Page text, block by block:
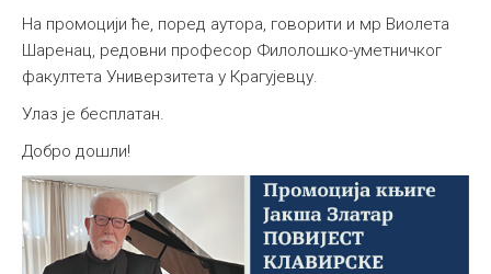
На промоцији ће, поред аутора, говорити и мр Виолета
Шаренац, редовни професор Филолошко-уметничког
факултета Универзитета у Крагујевцу.
Улаз је бесплатан.
Добро дошли!